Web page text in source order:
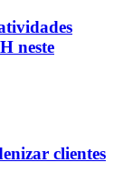
neste
clientes